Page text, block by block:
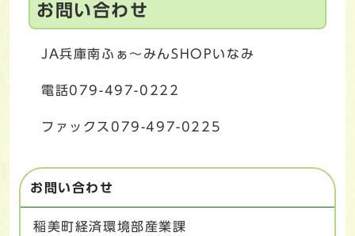
お問い合わせ
JA兵庫南ふぁ～みんSHOPいなみ
電話079-497-0222
ファックス079-497-0225
お問い合わせ
稲美町経済環境部産業課